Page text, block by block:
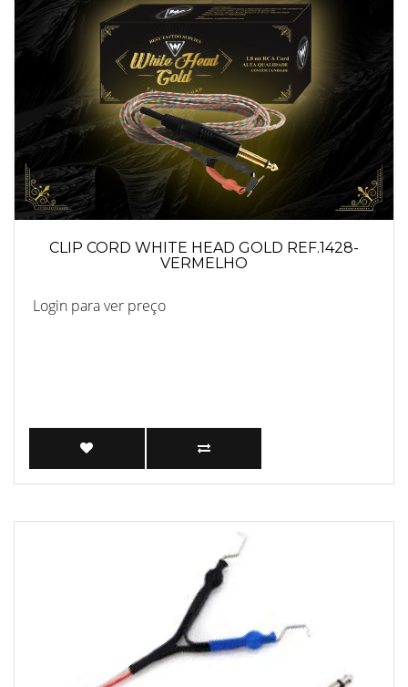
CLIP CORD WHITE HEAD GOLD REF.1428-
VERMELHO
Login para ver preço